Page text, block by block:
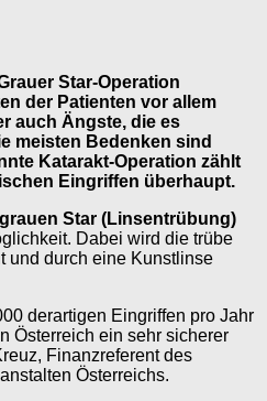
Star-Operation
der Patienten vor allem
auch Ängste, die es
meisten Bedenken sind
Katarakt-Operation zählt
Eingriffen überhaupt.
grauen Star (Linsentrübung)
Dabei wird die trübe
und durch eine Kunstlinse
derartigen Eingriffen pro Jahr
Österreich ein sehr sicherer
Finanzreferent des
Österreichs.